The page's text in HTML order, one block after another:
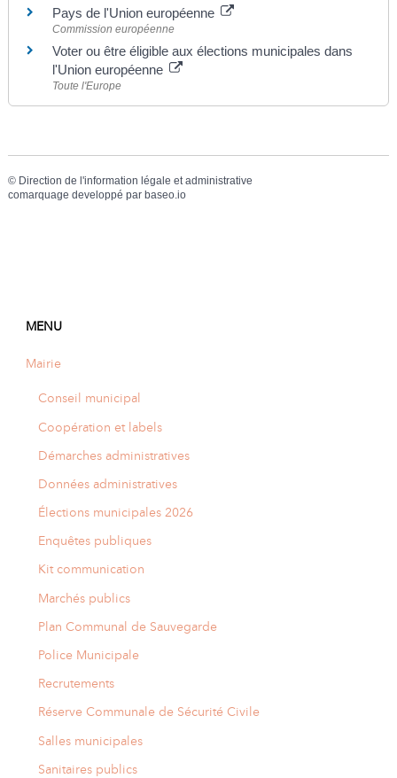
Pays de l'Union européenne
Commission européenne
Voter ou être éligible aux élections municipales dans
l'Union européenne
Toute l'Europe
© Direction de l'information légale et administrative
comarquage developpé par baseo.io
MENU
Mairie
Conseil municipal
Coopération et labels
Démarches administratives
Données administratives
Élections municipales 2026
Enquêtes publiques
Kit communication
Marchés publics
Plan Communal de Sauvegarde
Police Municipale
Recrutements
Réserve Communale de Sécurité Civile
Salles municipales
Sanitaires publics